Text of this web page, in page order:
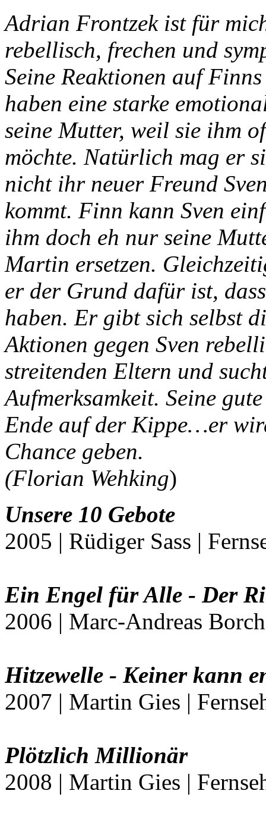
Adrian Frontzek ist für
rebellisch, frechen und
Seine Reaktionen auf
haben eine starke
seine Mutter, weil sie ihm
möchte. Natürlich mag er
nicht ihr neuer Freund
kommt. Finn kann Sven
ihm doch eh nur seine
Martin ersetzen.
er der Grund dafür ist,
haben. Er gibt sich selbst
Aktionen gegen Sven
streitenden Eltern und
Aufmerksamkeit. Seine
Ende auf der Kippe…er
Chance geben.
(Florian Wehking)
Unsere 10 Gebote
2005 | Rüdiger Sass |
Ein Engel für Alle - Der
2006 | Marc-Andreas
Hitzewelle - Keiner kann
2007 | Martin Gies |
Plötzlich Millionär
2008 | Martin Gies |